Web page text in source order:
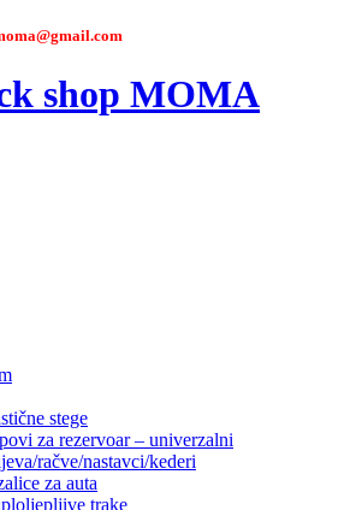
stege
za rezervoar – univerzalni
račve/nastavci/kederi
za auta
trake